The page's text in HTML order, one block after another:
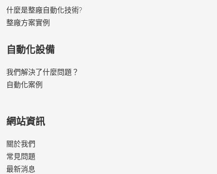
什麼是整廠自動化技術?
整廠方案實例
自動化設備
我們解決了什麼問題？
自動化案例
網站資訊
關於我們
常見問題
最新消息